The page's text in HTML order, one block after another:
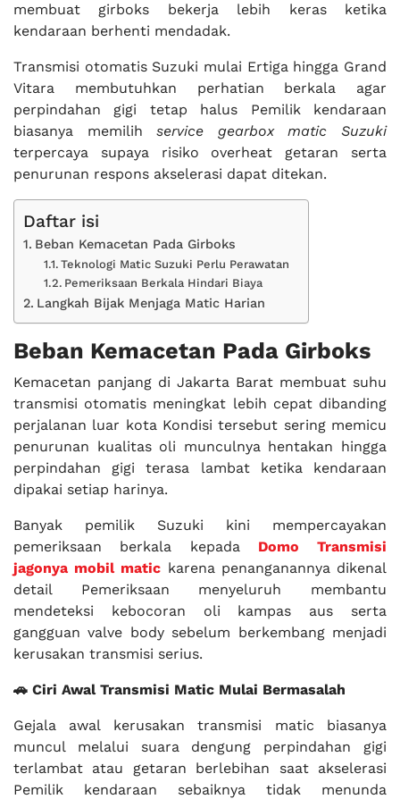
membuat girboks bekerja lebih keras ketika
kendaraan berhenti mendadak.
Transmisi otomatis Suzuki mulai Ertiga hingga Grand
Vitara membutuhkan perhatian berkala agar
perpindahan gigi tetap halus Pemilik kendaraan
biasanya memilihservice gearbox matic Suzuki
terpercaya supaya risiko overheat getaran serta
penurunan respons akselerasi dapat ditekan.
Daftar isi
Beban Kemacetan Pada Girboks
Teknologi Matic Suzuki Perlu Perawatan
Pemeriksaan Berkala Hindari Biaya
Langkah Bijak Menjaga Matic Harian
Beban Kemacetan Pada Girboks
Kemacetan panjang di Jakarta Barat membuat suhu
transmisi otomatis meningkat lebih cepat dibanding
perjalanan luar kota Kondisi tersebut sering memicu
penurunan kualitas oli munculnya hentakan hingga
perpindahan gigi terasa lambat ketika kendaraan
dipakai setiap harinya.
Banyak pemilik Suzuki kini mempercayakan
pemeriksaan berkala kepada Domo Transmisi
jagonya mobil matic karena penanganannya dikenal
detail Pemeriksaan menyeluruh membantu
mendeteksi kebocoran oli kampas aus serta
gangguan valve body sebelum berkembang menjadi
kerusakan transmisi serius.
🚗 Ciri Awal Transmisi Matic Mulai Bermasalah
Gejala awal kerusakan transmisi matic biasanya
muncul melalui suara dengung perpindahan gigi
terlambat atau getaran berlebihan saat akselerasi
Pemilik kendaraan sebaiknya tidak menunda